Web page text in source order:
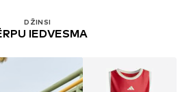
DŽINSI
IEDVESMA